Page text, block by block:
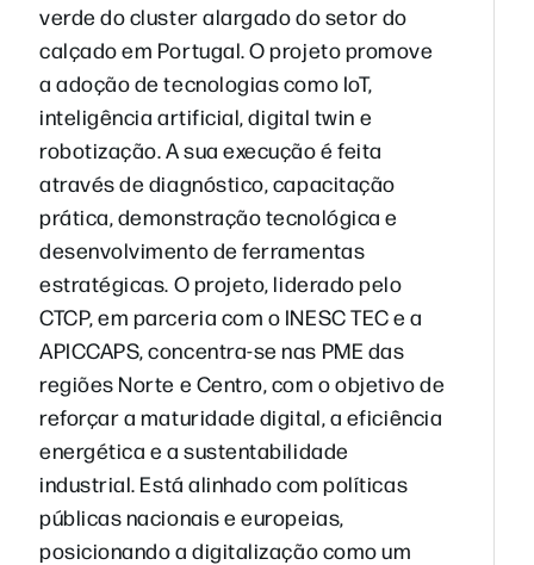
verde do cluster alargado do setor do
calçado em Portugal. O projeto promove
a adoção de tecnologias como IoT,
inteligência artificial, digital twin e
robotização. A sua execução é feita
através de diagnóstico, capacitação
prática, demonstração tecnológica e
desenvolvimento de ferramentas
estratégicas. O projeto, liderado pelo
CTCP, em parceria com o INESC TEC e a
APICCAPS, concentra-se nas PME das
regiões Norte e Centro, com o objetivo de
reforçar a maturidade digital, a eficiência
energética e a sustentabilidade
industrial. Está alinhado com políticas
públicas nacionais e europeias,
posicionando a digitalização como um